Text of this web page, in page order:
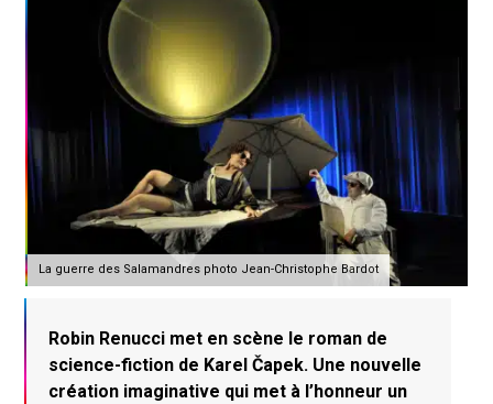
La guerre des Salamandres photo Jean-Christophe Bardot
Robin Renucci met en scène le roman de
science-fiction de Karel Čapek. Une nouvelle
création imaginative qui met à l’honneur un